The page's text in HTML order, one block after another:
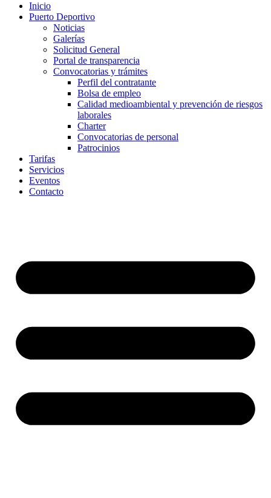
Inicio
Puerto Deportivo
Noticias
Galerías
Solicitud General
Portal de transparencia
Convocatorias y trámites
Perfil del contratante
Bolsa de empleo
Calidad medioambiental y prevención de riesgos
laborales
Charter
Convocatorias de personal
Patrocinios
Tarifas
Servicios
Eventos
Contacto